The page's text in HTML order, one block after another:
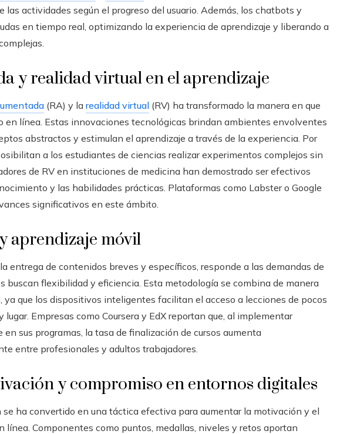
actividades según el progreso del usuario. Además, los chatbots y
en tiempo real, optimizando la experiencia de aprendizaje y liberando a
y realidad virtual en el aprendizaje
(RA) y la realidad virtual (RV) ha transformado la manera en que
en línea. Estas innovaciones tecnológicas brindan ambientes envolventes
abstractos y estimulan el aprendizaje a través de la experiencia. Por
a los estudiantes de ciencias realizar experimentos complejos sin
de RV en instituciones de medicina han demostrado ser efectivos
y las habilidades prácticas. Plataformas como Labster o Google
significativos en este ámbito.
aprendizaje móvil
entrega de contenidos breves y específicos, responde a las demandas de
buscan flexibilidad y eficiencia. Esta metodología se combina de manera
ya que los dispositivos inteligentes facilitan el acceso a lecciones de pocos
Empresas como Coursera y EdX reportan que, al implementar
sus programas, la tasa de finalización de cursos aumenta
entre profesionales y adultos trabajadores.
y compromiso en entornos digitales
ha convertido en una táctica efectiva para aumentar la motivación y el
línea. Componentes como puntos, medallas, niveles y retos aportan